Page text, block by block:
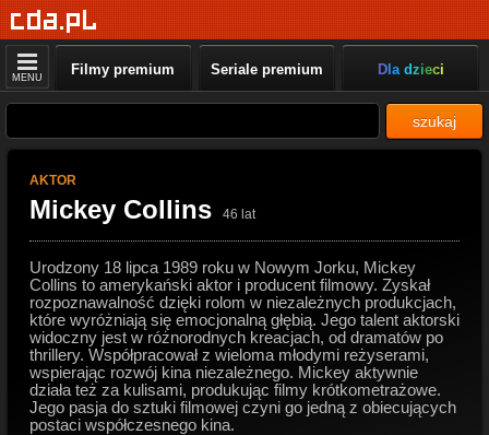
MENU Filmy premium Seriale premium Dla dzieci
szukaj
AKTOR
Mickey Collins 46 lat
Urodzony 18 lipca 1989 roku w Nowym Jorku, Mickey
Collins to amerykański aktor i producent filmowy. Zyskał
rozpoznawalność dzięki rolom w niezależnych produkcjach,
które wyróżniają się emocjonalną głębią. Jego talent aktorski
widoczny jest w różnorodnych kreacjach, od dramatów po
thrillery. Współpracował z wieloma młodymi reżyserami,
wspierając rozwój kina niezależnego. Mickey aktywnie
działa też za kulisami, produkując filmy krótkometrażowe.
Jego pasja do sztuki filmowej czyni go jedną z obiecujących
postaci współczesnego kina.